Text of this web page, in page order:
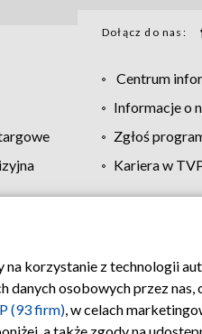
Dołącz do nas:
Centrum
Informacje o
Zgłoś
Kariera w
prywatności Moje
korzystanie z technologii
osobowych przez
(93 firm), w celach